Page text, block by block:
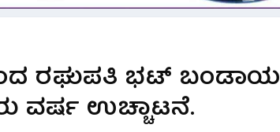
ರಘುಪತಿ ಭಟ್ ಬಂಡಾಯ
ವರ್ಷ ಉಚ್ಚಾಟನೆ.